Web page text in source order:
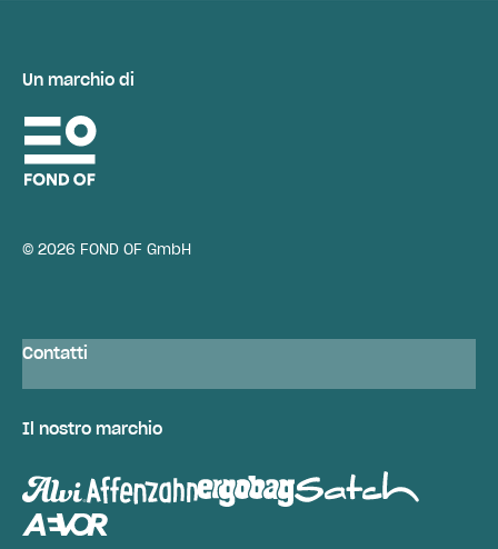
Un marchio di
© 2026 FOND OF GmbH
Contatti
Il nostro marchio